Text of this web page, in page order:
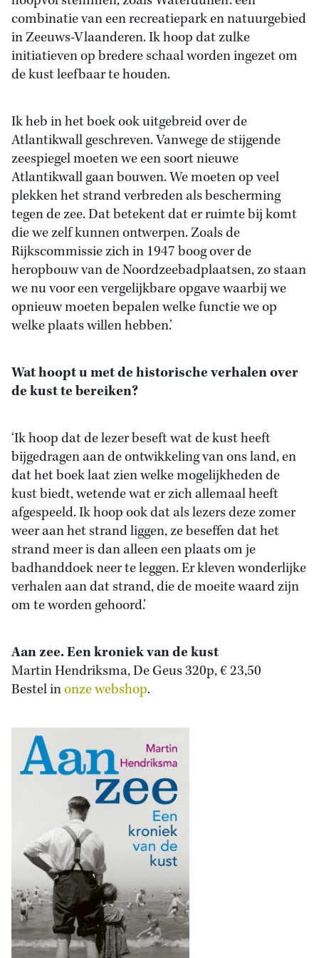
combinatie van een recreatiepark en natuurgebied
in Zeeuws-Vlaanderen. Ik hoop dat zulke
initiatieven op bredere schaal worden ingezet om
de kust leefbaar te houden.
Ik heb in het boek ook uitgebreid over de
Atlantikwall geschreven. Vanwege de stijgende
zeespiegel moeten we een soort nieuwe
Atlantikwall gaan bouwen. We moeten op veel
plekken het strand verbreden als bescherming
tegen de zee. Dat betekent dat er ruimte bij komt
die we zelf kunnen ontwerpen. Zoals de
Rijkscommissie zich in 1947 boog over de
heropbouw van de Noordzeebadplaatsen, zo staan
we nu voor een vergelijkbare opgave waarbij we
opnieuw moeten bepalen welke functie we op
welke plaats willen hebben.’
Wat hoopt u met de historische verhalen over
de kust te bereiken?
‘Ik hoop dat de lezer beseft wat de kust heeft
bijgedragen aan de ontwikkeling van ons land, en
dat het boek laat zien welke mogelijkheden de
kust biedt, wetende wat er zich allemaal heeft
afgespeeld. Ik hoop ook dat als lezers deze zomer
weer aan het strand liggen, ze beseffen dat het
strand meer is dan alleen een plaats om je
badhanddoek neer te leggen. Er kleven wonderlijke
verhalen aan dat strand, die de moeite waard zijn
om te worden gehoord.’
Aan zee. Een kroniek van de kust
Martin Hendriksma, De Geus 320p, € 23,50
Bestel inonze webshop.